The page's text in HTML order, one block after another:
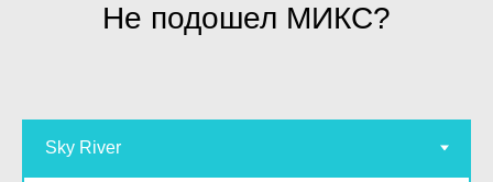
Не подошел МИКС?